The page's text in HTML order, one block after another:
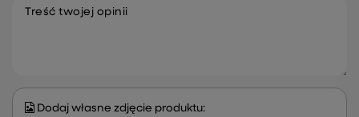
Treść twojej opinii
Dodaj własne zdjęcie produktu: